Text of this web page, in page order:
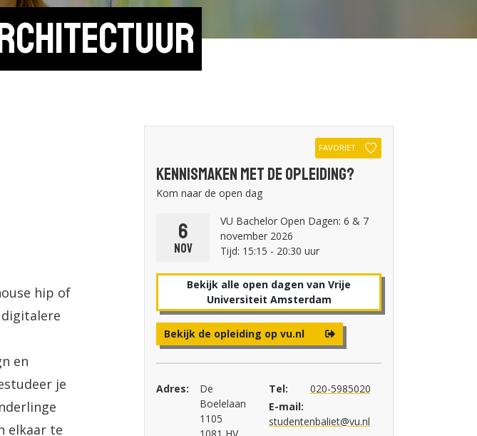
hip of
digitalere
en
je
elkaar te
FAVORIET
Kennismaken met de opleiding?
Kom naar de open dag
6
nov
VU Bachelor Open Dagen: 6 & 7
november 2026
Tijd: 15:15 - 20:30 uur
Bekijk alle open dagen van Vrije
Universiteit Amsterdam
Bekijk de opleiding op vu.nl
Adres:
De
Boelelaan
1105
1081 HV
Tel:
020-5985020
E-mail:
studentenbaliet@vu.nl